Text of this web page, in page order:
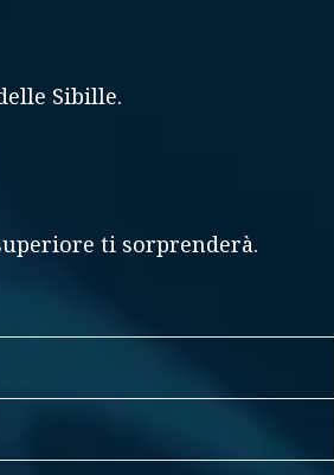
Sibille.
ti sorprenderà.